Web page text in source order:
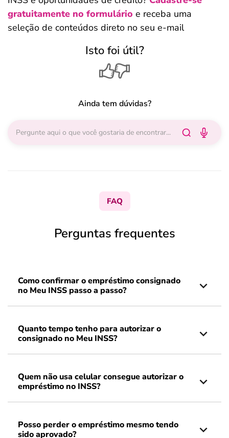
gratuitamente no formulário e receba uma
seleção de conteúdos direto no seu e-mail
Isto foi útil?
Ainda tem dúvidas?
FAQ
Perguntas frequentes
Como confirmar o empréstimo consignado
no Meu INSS passo a passo?
Quanto tempo tenho para autorizar o
consignado no Meu INSS?
Quem não usa celular consegue autorizar o
empréstimo no INSS?
Posso perder o empréstimo mesmo tendo
sido aprovado?